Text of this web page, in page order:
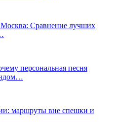
Сравнение лучших
персональная песня
маршруты вне спешки и